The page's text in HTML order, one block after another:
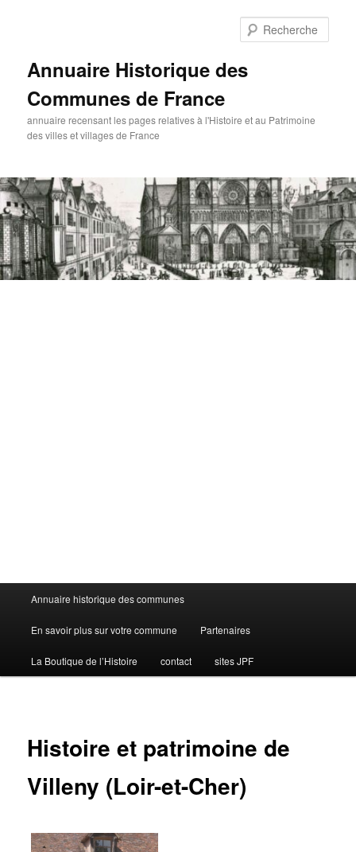
Annuaire Historique des
Communes de France
annuaire recensant les pages relatives à l'Histoire et au Patrimoine
des villes et villages de France
Menu
principal
Annuaire historique des communes
En savoir plus sur votre commune Partenaires
La Boutique de l’Histoire contact sites JPF
Histoire et patrimoine de
Villeny (Loir-et-Cher)